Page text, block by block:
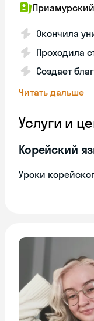
Окончила
Проходила
Создает
Читать дальше
Услуги и
Корейский
Уроки